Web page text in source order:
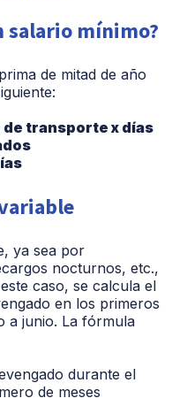
salario mínimo?
de mitad de año
de transporte x días
ya sea por
nocturnos, etc.,
caso, se calcula el
en los primeros
a junio. La fórmula
durante el
de meses